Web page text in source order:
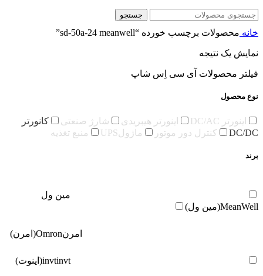
جستجو
خانه محصولات برچسب خورده “sd-50a-24 meanwell”
نمایش یک نتیجه
فیلتر محصولات آی سی اِس شاپ
نوع محصول
اینورتر DC/AC اینورتر هیبریدی شارژ صنعتی
کانورتر
DC/DC
کنترل دور موتور ماژولUPS منبع تغذیه
برند
مین ول
MeanWell(مین ول)
امرنOmron(امرن)
invtinvt(اینوت)